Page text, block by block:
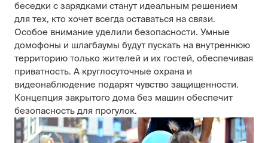
беседки с зарядками станут идеальным решением
для тех, кто хочет всегда оставаться на связи.
Особое внимание уделили безопасности. Умные
домофоны и шлагбаумы будут пускать на внутреннюю
территорию только жителей и их гостей, обеспечивая
приватность. А круглосуточные охрана и
видеонаблюдение подарят чувство защищенности.
Концепция закрытого дома без машин обеспечит
безопасность для прогулок.